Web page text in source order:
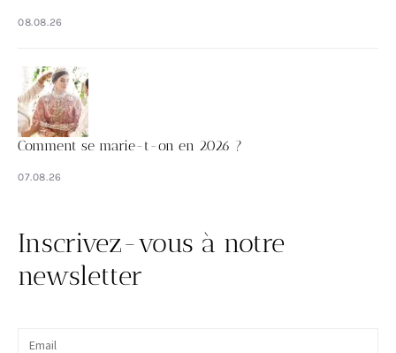
08.08.26
Comment se marie-t-on en 2026 ?
07.08.26
Inscrivez-vous à notre
newsletter